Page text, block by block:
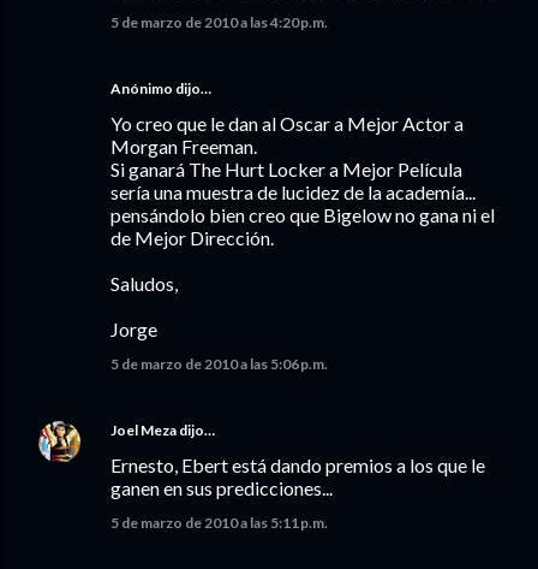
5 de marzo de 2010 a las 4:20 p.m.
Anónimo dijo…
Yo creo que le dan al Oscar a Mejor Actor a
Morgan Freeman.
Si ganará The Hurt Locker a Mejor Película
sería una muestra de lucidez de la academía...
pensándolo bien creo que Bigelow no gana ni el
de Mejor Dirección.
Saludos,
Jorge
5 de marzo de 2010 a las 5:06 p.m.
Joel Meza dijo…
Ernesto, Ebert está dando premios a los que le
ganen en sus predicciones...
5 de marzo de 2010 a las 5:11 p.m.